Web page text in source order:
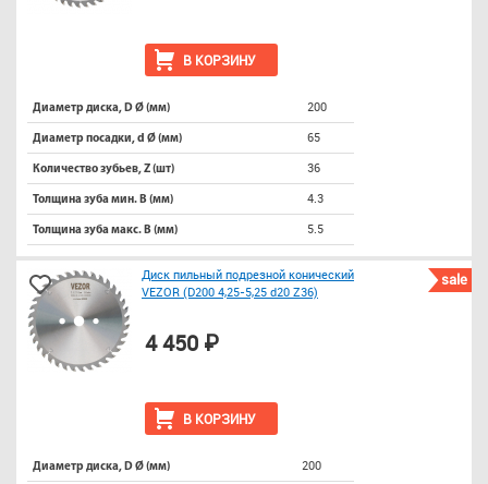
В КОРЗИНУ
Диаметр диска, D Ø (мм) 200
Диаметр посадки, d Ø (мм) 65
Количество зубьев, Z (шт) 36
Толщина зуба мин. B (мм) 4.3
Толщина зуба макс. B (мм) 5.5
sale
Диск пильный подрезной конический
VEZOR (D200 4,25-5,25 d20 Z36)
В КОРЗИНУ
4 450 ₽
Диаметр диска, D Ø (мм) 200